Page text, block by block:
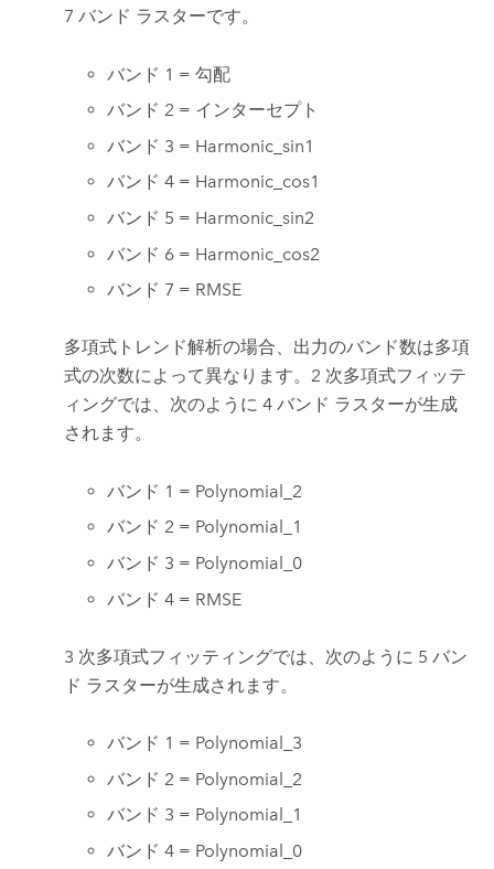
7 バンド ラスターです。
バンド 1 = 勾配
バンド 2 = インターセプト
バンド 3 = Harmonic_sin1
バンド 4 = Harmonic_cos1
バンド 5 = Harmonic_sin2
バンド 6 = Harmonic_cos2
バンド 7 = RMSE
多項式トレンド解析の場合、出力のバンド数は多項
式の次数によって異なります。2 次多項式フィッテ
ィングでは、次のように 4 バンド ラスターが生成
されます。
バンド 1 = Polynomial_2
バンド 2 = Polynomial_1
バンド 3 = Polynomial_0
バンド 4 = RMSE
3 次多項式フィッティングでは、次のように 5 バン
ド ラスターが生成されます。
バンド 1 = Polynomial_3
バンド 2 = Polynomial_2
バンド 3 = Polynomial_1
バンド 4 = Polynomial_0